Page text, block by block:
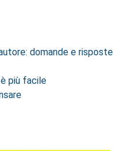
domande e risposte
è più facile